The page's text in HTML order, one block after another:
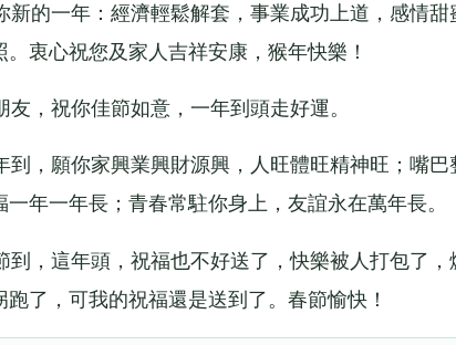
一年：經濟輕鬆解套，事業成功上道，感情甜
。衷心祝您及家人吉祥安康，猴年快樂！
，祝你佳節如意，一年到頭走好運。
願你家興業興財源興，人旺體旺精神旺；嘴巴
一年一年長；青春常駐你身上，友誼永在萬年長。
這年頭，祝福也不好送了，快樂被人打包了，
跑了，可我的祝福還是送到了。春節愉快！